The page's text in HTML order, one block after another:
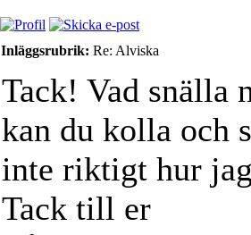
Inläggsrubrik: Re: Alviska
Tack! Vad snälla
kan du kolla och
inte riktigt hur
Tack till er